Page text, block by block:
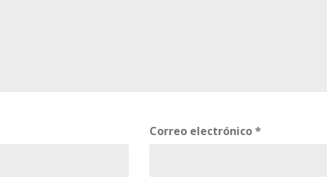
Correo electrónico*